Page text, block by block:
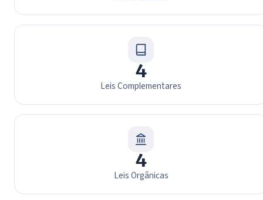
4
Leis Complementares
4
Leis Orgânicas